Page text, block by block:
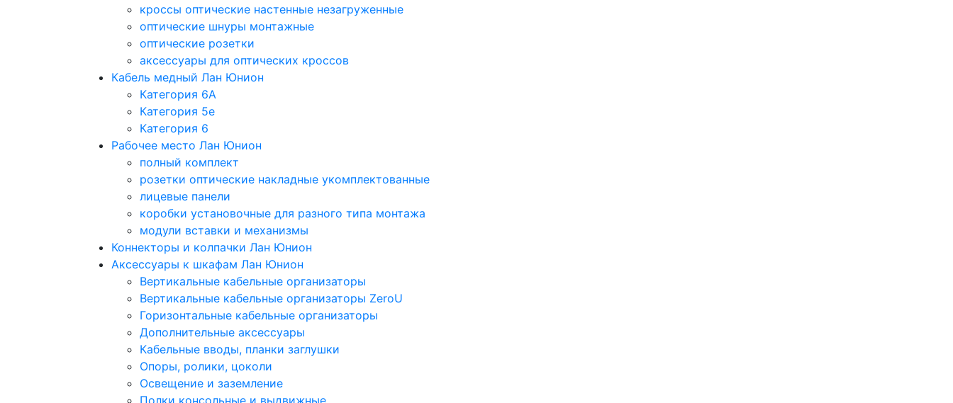
кроссы оптические настенные незагруженные
оптические шнуры монтажные
оптические розетки
аксессуары для оптических кроссов
Кабель медный Лан Юнион
Категория 6A
Категория 5e
Категория 6
Рабочее место Лан Юнион
полный комплект
розетки оптические накладные укомплектованные
лицевые панели
коробки установочные для разного типа монтажа
модули вставки и механизмы
Коннекторы и колпачки Лан Юнион
Аксессуары к шкафам Лан Юнион
Вертикальные кабельные организаторы
Вертикальные кабельные организаторы ZeroU
Горизонтальные кабельные организаторы
Дополнительные аксессуары
Кабельные вводы, планки заглушки
Опоры, ролики, цоколи
Освещение и заземление
Полки консольные и выдвижные